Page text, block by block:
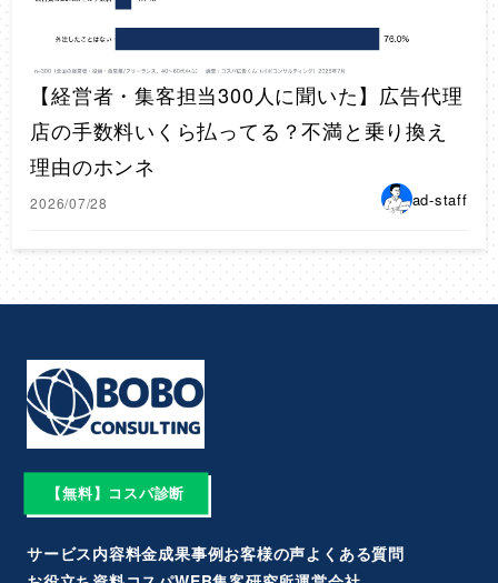
【経営者・集客担当300人に聞いた】広告代理
店の手数料いくら払ってる？不満と乗り換え
理由のホンネ
2026/07/28 ad-staff
【無料】コスパ診断
サービス内容料金成果事例お客様の声よくある質問